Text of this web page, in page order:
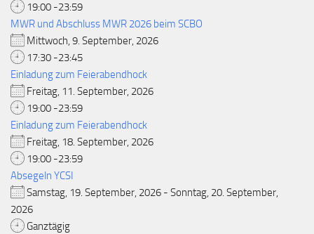
19:00 -23:59
MWR und Abschluss MWR 2026 beim SCBO
Mittwoch, 9. September, 2026
17:30 -23:45
Einladung zum Feierabendhock
Freitag, 11. September, 2026
19:00 -23:59
Einladung zum Feierabendhock
Freitag, 18. September, 2026
19:00 -23:59
Absegeln YCSI
Samstag, 19. September, 2026 - Sonntag, 20. September,
2026
Ganztägig